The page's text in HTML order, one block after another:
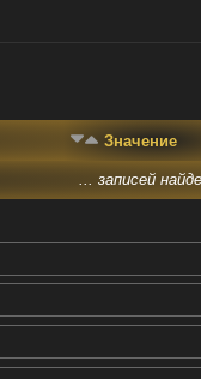
Значение
... записей